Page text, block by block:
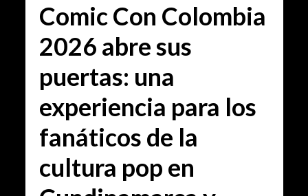
Comic Con Colombia
2026 abre sus
puertas: una
experiencia para los
fanáticos de la
cultura pop en